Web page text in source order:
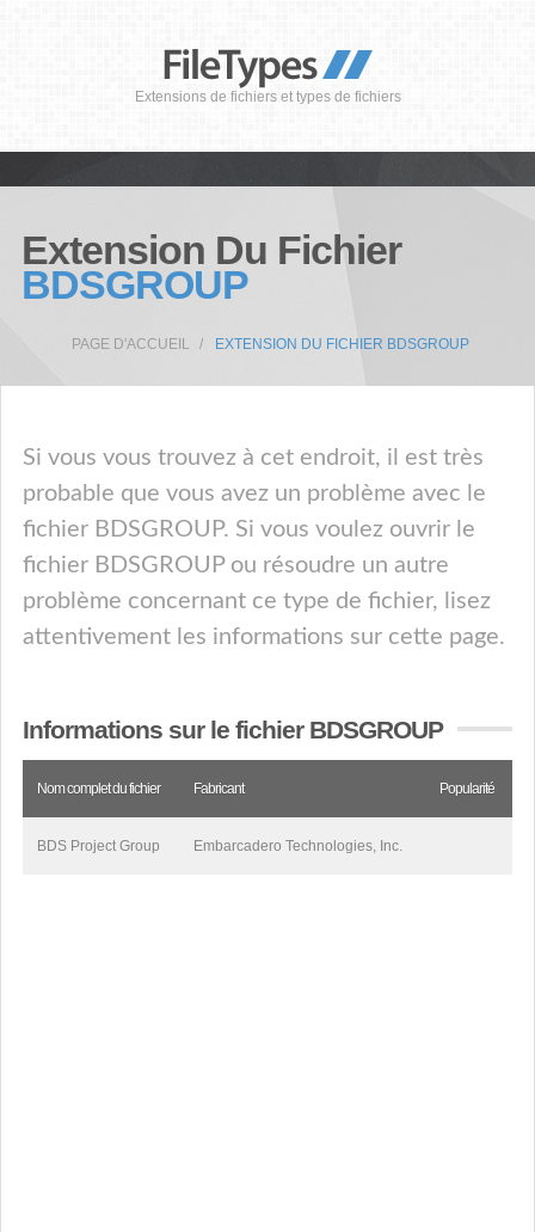
Extensions de fichiers et types de fichiers
Extension Du Fichier
BDSGROUP
PAGE D'ACCUEIL EXTENSION DU FICHIER BDSGROUP
Si vous vous trouvez à cet endroit, il est très
probable que vous avez un problème avec le
fichier BDSGROUP. Si vous voulez ouvrir le
fichier BDSGROUP ou résoudre un autre
problème concernant ce type de fichier, lisez
attentivement les informations sur cette page.
Informations sur le fichier BDSGROUP
Nom complet du fichier Fabricant Popularité
BDS Project Group Embarcadero Technologies, Inc.